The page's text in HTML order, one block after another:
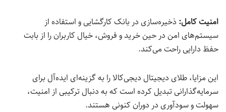
امنیت کامل: ذخیره‌سازی در بانک کارگشایی و استفاده از
سیستم‌های امن در حین خرید و فروش، خیال کاربران را از بابت
حفظ دارایی راحت می‌کند.
این مزایا، طلای دیجیتال دیجی‌کالا را به گزینه‌ای ایده‌آل برای
سرمایه‌گذارانی تبدیل کرده است که به دنبال ترکیبی از امنیت،
سهولت و سودآوری در دوران کنونی هستند.